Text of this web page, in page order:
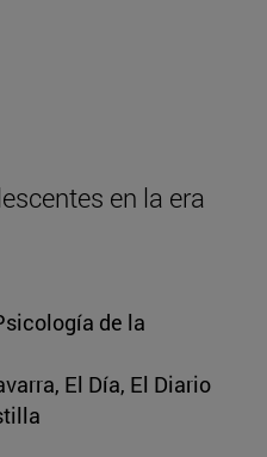
en la era
de la
El Día, El Diario